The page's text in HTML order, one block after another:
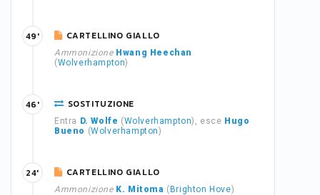
CARTELLINO GIALLO
Ammonizione Hwang Heechan
(Wolverhampton)
49'
SOSTITUZIONE
Entra D. Wolfe (Wolverhampton), esce Hugo
Bueno (Wolverhampton)
46'
CARTELLINO GIALLO
Ammonizione K. Mitoma ( Brighton Hove)
24'